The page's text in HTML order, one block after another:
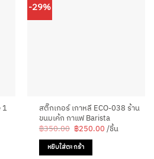
1
-29%
สติ๊กเกอร์ เกาหลี ECO-038 ร้าน
ขนมเค้ก กาแฟ Barista
฿350.00 Original
price
was:
฿350.00.
฿250.00Current
price
/ชิ้น
หยิบใส่ตะกร้า